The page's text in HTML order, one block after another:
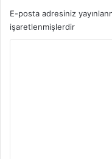
E-posta adresiniz
işaretlenmişlerdir